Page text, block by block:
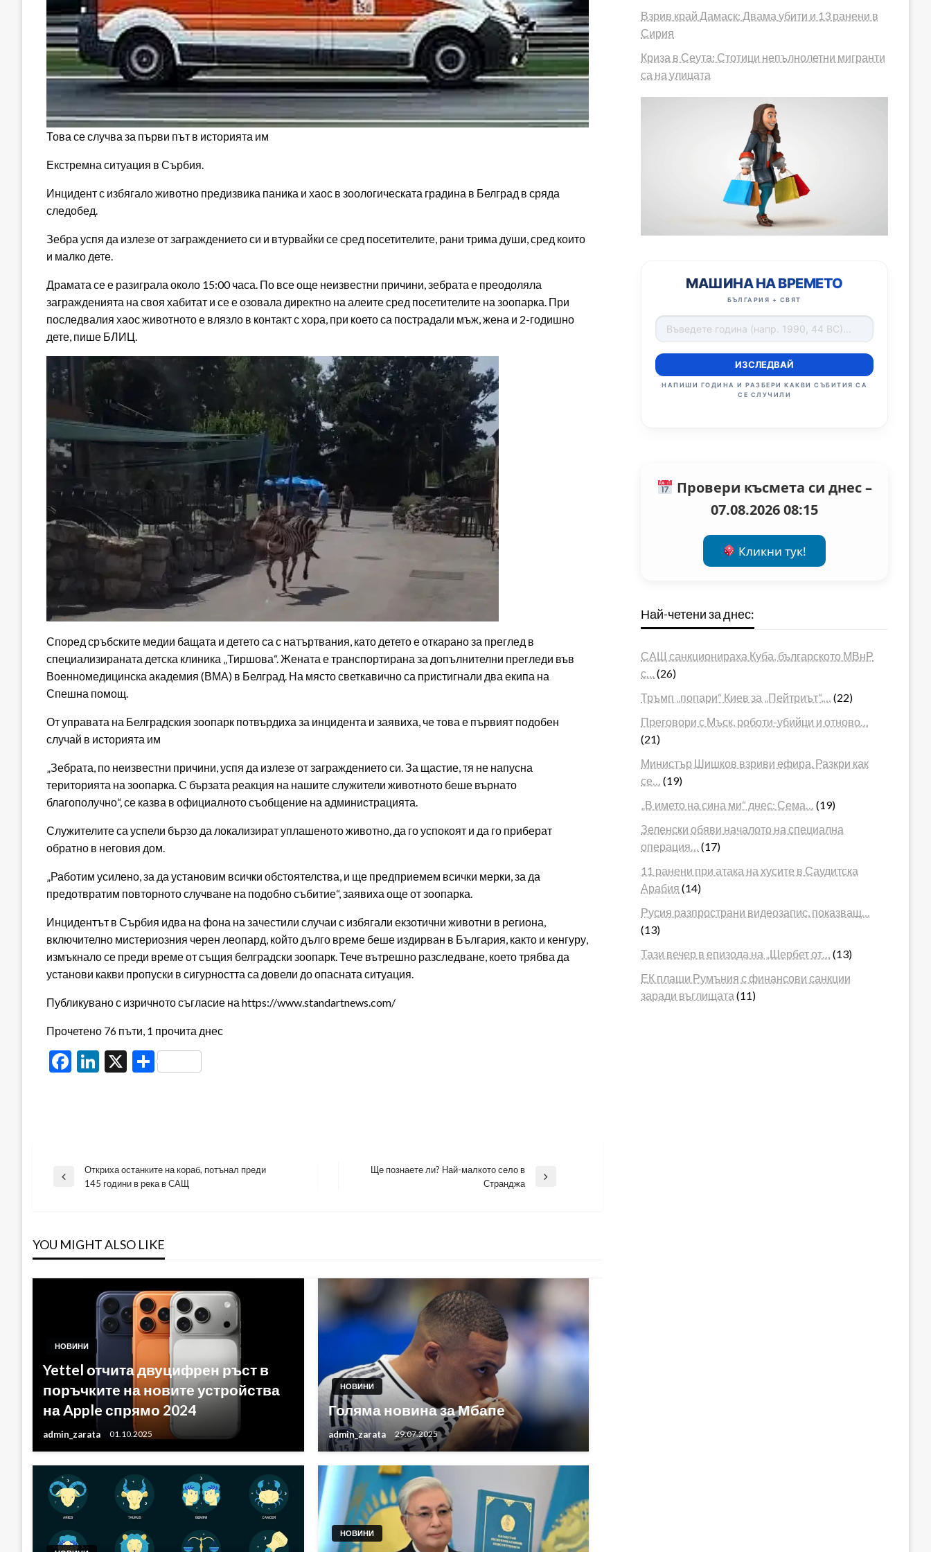
Това се случва за първи път в историята им
Екстремна ситуация в Сърбия.
Инцидент с избягало животно предизвика паника и хаос в зоологическата градина в Белград в сряда
следобед.
Зебра успя да излезе от заграждението си и втурвайки се сред посетителите, рани трима души, сред които
и малко дете.
Драмата се е разиграла около 15:00 часа. По все още неизвестни причини, зебрата е преодоляла
загражденията на своя хабитат и се е озовала директно на алеите сред посетителите на зоопарка. При
последвалия хаос животното е влязло в контакт с хора, при което са пострадали мъж, жена и 2-годишно
дете, пише БЛИЦ.
Според сръбските медии бащата и детето са с натъртвания, като детето е откарано за преглед в
специализираната детска клиника „Тиршова“. Жената е транспортирана за допълнителни прегледи във
Военномедицинска академия (ВМА) в Белград. На място светкавично са пристигнали два екипа на
Спешна помощ.
От управата на Белградския зоопарк потвърдиха за инцидента и заявиха, че това е първият подобен
случай в историята им
„Зебрата, по неизвестни причини, успя да излезе от заграждението си. За щастие, тя не напусна
територията на зоопарка. С бързата реакция на нашите служители животното беше върнато
благополучно“, се казва в официалното съобщение на администрацията.
Служителите са успели бързо да локализират уплашеното животно, да го успокоят и да го приберат
обратно в неговия дом.
„Работим усилено, за да установим всички обстоятелства, и ще предприемем всички мерки, за да
предотвратим повторното случване на подобно събитие“, заявиха още от зоопарка.
Инцидентът в Сърбия идва на фона на зачестили случаи с избягали екзотични животни в региона,
включително мистериозния черен леопард, който дълго време беше издирван в България, както и кенгуру,
измъкнало се преди време от същия белградски зоопарк. Тече вътрешно разследване, което трябва да
установи какви пропуски в сигурността са довели до опасната ситуация.
Публикувано с изричното съгласие на https://www.standartnews.com/
Прочетено 76 пъти, 1 прочита днес
Facebook
LinkedIn
X Share
Навигация
Previous
Откриха останките на кораб, потънал преди
145 години в река в САЩ
Ще познаете ли? Най-малкото село в
Странджа
YOU MIGHT ALSO LIKE
НОВИНИ
Yettel отчита двуцифрен ръст в
поръчките на новите устройства
на Apple спрямо 2024
admin_zarata 01.10.2025
НОВИНИ
Голяма новина за Мбапе
admin_zarata 29.07.2025
НОВИНИ
Взрив край Дамаск: Двама убити и 13 ранени в
Сирия
Криза в Сеута: Стотици непълнолетни мигранти
са на улицата
МАШИНА НА ВРЕМЕТО
БЪЛГАРИЯ + СВЯТ
ИЗСЛЕДВАЙ
НАПИШИ ГОДИНА И РАЗБЕРИ КАКВИ СЪБИТИЯ СА
СЕ СЛУЧИЛИ
Провери късмета си днес –
07.08.2026 08:15
Кликни тук!
Най-четени за днес:
САЩ санкционираха Куба, българското МВнР
с…
(26)
Тръмп „попари“ Киев за „Пейтриът“,…
(22)
Преговори с Мъск, роботи-убийци и отново…
(21)
Министър Шишков взриви ефира. Разкри как
се…
(19)
„В името на сина ми“ днес: Сема…
(19)
Зеленски обяви началото на специална
операция…
(17)
11 ранени при атака на хусите в Саудитска
Арабия (14)
Русия разпространи видеозапис, показващ…
(13)
Тази вечер в епизода на „Шербет от…
(13)
ЕК плаши Румъния с финансови санкции
заради въглищата (11)